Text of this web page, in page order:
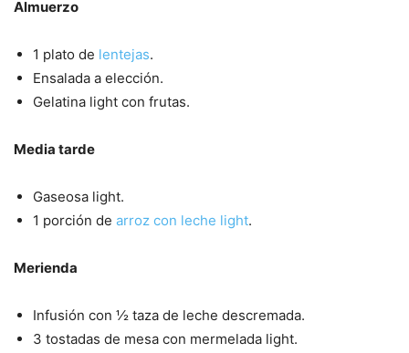
Almuerzo
1 plato de lentejas.
Ensalada a elección.
Gelatina light con frutas.
Media tarde
Gaseosa light.
1 porción de arroz con leche light.
Merienda
Infusión con ½ taza de leche descremada.
3 tostadas de mesa con mermelada light.